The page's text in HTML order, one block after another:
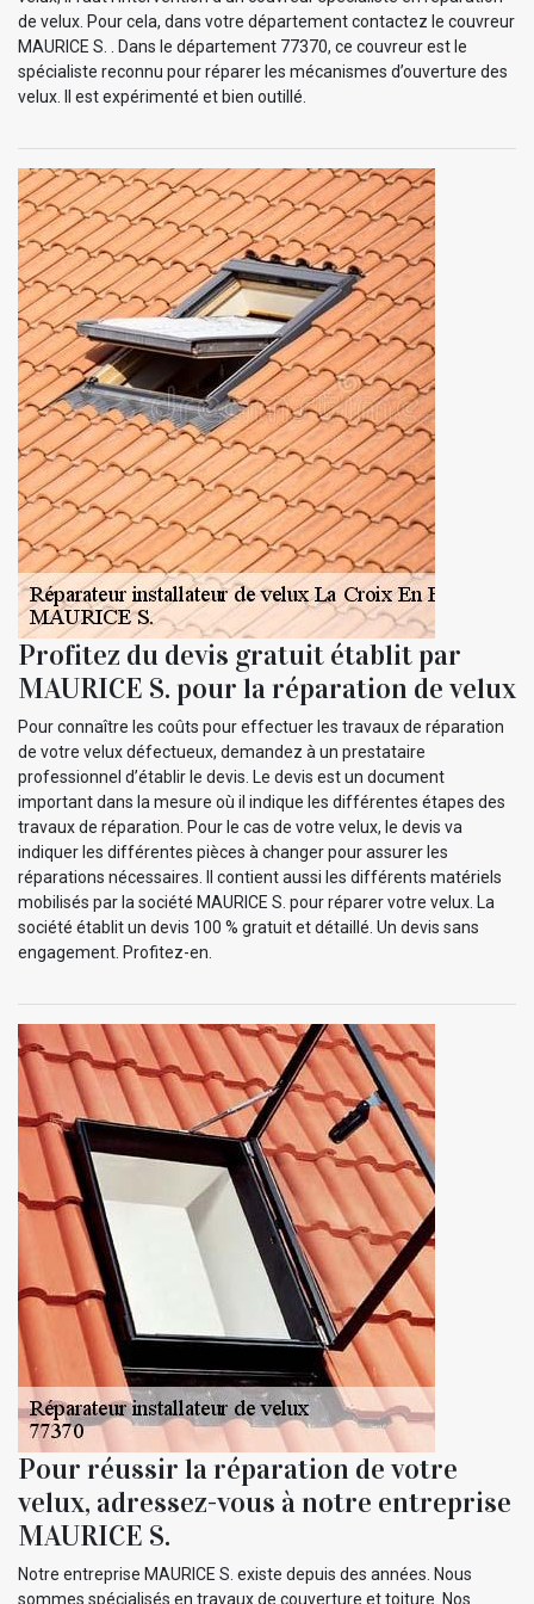
de velux. Pour cela, dans votre département contactez le couvreur
MAURICE S. . Dans le département 77370, ce couvreur est le
spécialiste reconnu pour réparer les mécanismes d’ouverture des
velux. Il est expérimenté et bien outillé.
Profitez du devis gratuit établit par
MAURICE S. pour la réparation de velux
Pour connaître les coûts pour effectuer les travaux de réparation
de votre velux défectueux, demandez à un prestataire
professionnel d’établir le devis. Le devis est un document
important dans la mesure où il indique les différentes étapes des
travaux de réparation. Pour le cas de votre velux, le devis va
indiquer les différentes pièces à changer pour assurer les
réparations nécessaires. Il contient aussi les différents matériels
mobilisés par la société MAURICE S. pour réparer votre velux. La
société établit un devis 100 % gratuit et détaillé. Un devis sans
engagement. Profitez-en.
Pour réussir la réparation de votre
velux, adressez-vous à notre entreprise
MAURICE S.
Notre entreprise MAURICE S. existe depuis des années. Nous
sommes spécialisés en travaux de couverture et toiture. Nos